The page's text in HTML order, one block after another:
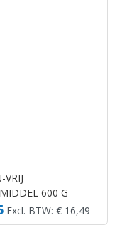
600 G
Excl. BTW: € 16,49